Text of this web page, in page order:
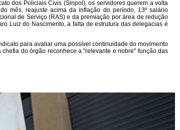
dos Policiais Civis (Sinpol), os servidores querem a volta
mês, reajuste acima da inflação do período, 13º salário
de Serviço (RAS) e da premiação por área de redução
Luiz do Nascimento, a falta de estrutura das delegacias é
para avaliar uma possível continuidade do movimento
do órgão reconhece a "relevante e nobre" função das